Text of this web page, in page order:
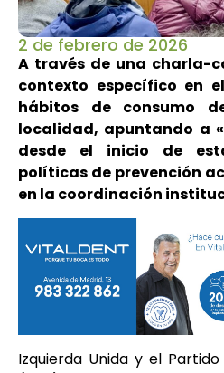
2 de febrero de 2026
A través de una charla-
contexto específico en
hábitos de consumo
localidad, apuntando a
desde el inicio de
políticas de prevención
en la coordinación
Izquierda Unida y el